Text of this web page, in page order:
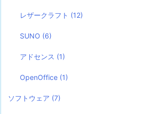
レザークラフト (12)
SUNO (6)
アドセンス (1)
OpenOffice (1)
ソフトウェア (7)